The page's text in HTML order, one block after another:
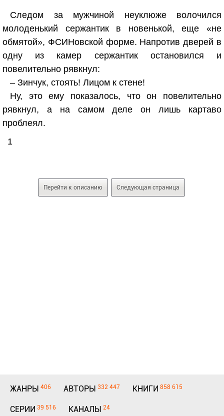
Следом за мужчиной неуклюже волочился
молоденький сержантик в новенькой, еще «не
обмятой», ФСИНовской форме. Напротив дверей в
одну из камер сержантик остановился и
повелительно рявкнул:
– Зинчук, стоять! Лицом к стене!
Ну, это ему показалось, что он повелительно
рявкнул, а на самом деле он лишь картаво
проблеял.
1
Перейти к описанию Следующая страница
ЖАНРЫ 406 АВТОРЫ 332 447 КНИГИ 858 615
СЕРИИ 39 516 КАНАЛЫ 24